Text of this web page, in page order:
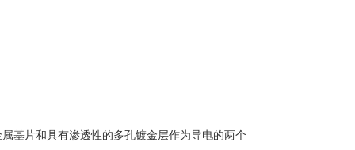
基片和具有渗透性的多孔镀金层作为导电的两个